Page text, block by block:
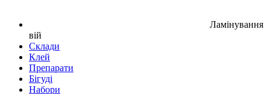
Ламінування
вій
Склади
Клей
Препарати
Бігуді
Набори